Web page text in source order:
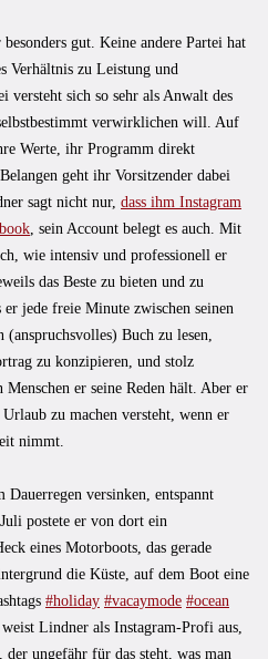
gut. Keine andere Partei hat
Verhältnis zu Leistung und
versteht sich so sehr als Anwalt des
verwirklichen will. Auf
Werte, ihr Programm direkt
geht ihr Vorsitzender dabei
sagt nicht nur, dass ihm Instagram
, sein Account belegt es auch. Mit
wie intensiv und professionell er
das Beste zu bieten und zu
jede freie Minute zwischen seinen
Buch zu lesen,
zu konzipieren, und stolz
er seine Reden hält. Aber er
zu machen versteht, wenn er
nimmt.
Dauerregen versinken, entspannt
postete er von dort ein
eines Motorboots, das gerade
die Küste, auf dem Boot eine
#holiday #vacaymode #ocean
Lindner als Instagram-Profi aus,
ungefähr für das steht, was man